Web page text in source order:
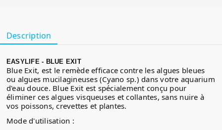
Description
EASYLIFE - BLUE EXIT
Blue Exit, est le remède efficace contre les algues bleues
ou algues mucilagineuses (Cyano sp.) dans votre aquarium
d'eau douce. Blue Exit est spécialement conçu pour
éliminer ces algues visqueuses et collantes, sans nuire à
vos poissons, crevettes et plantes.
Mode d'utilisation :